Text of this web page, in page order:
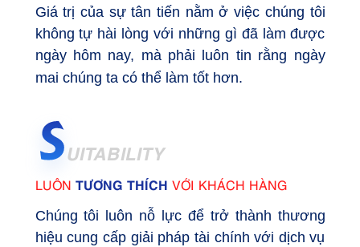
Giá trị của sự tân tiến nằm ở việc chúng tôi
không tự hài lòng với những gì đã làm được
ngày hôm nay, mà phải luôn tin rằng ngày
mai chúng ta có thể làm tốt hơn.
UITABILITY
LUÔN TƯƠNG THÍCH VỚI KHÁCH HÀNG
Chúng tôi luôn nỗ lực để trở thành thương
hiệu cung cấp giải pháp tài chính với dịch vụ